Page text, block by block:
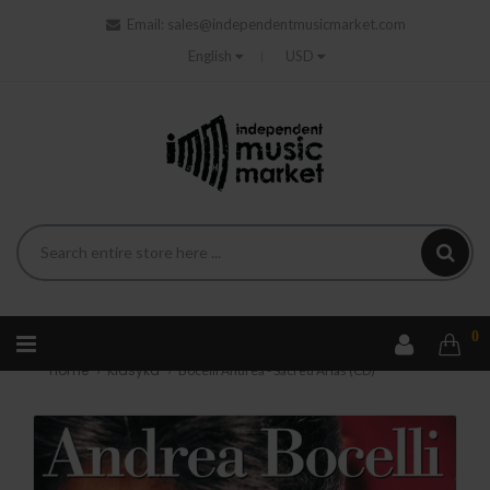
Email:
sales@independentmusicmarket.com
English
USD
0
Home Klasyka Bocelli Andrea - Sacred Arias (CD)